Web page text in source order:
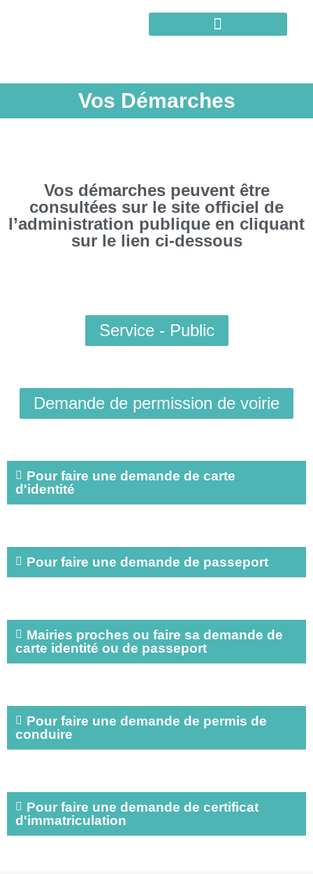
Vos Démarches
Vos démarches peuvent être
consultées sur le site officiel de
l’administration publique en cliquant
sur le lien ci-dessous
Service - Public
Demande de permission de voirie
Pour faire une demande de carte
d'identité
Pour faire une demande de passeport
Mairies proches ou faire sa demande de
carte identité ou de passeport
Pour faire une demande de permis de
conduire
Pour faire une demande de certificat
d'immatriculation